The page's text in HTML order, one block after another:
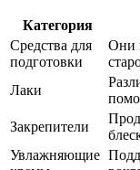
Категория
Средства для
подготовки
Они
Лаки
Закрепители
Увлажняющие